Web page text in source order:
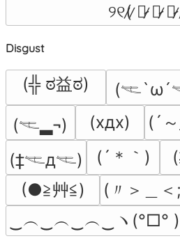
୨୧(̷ ̷〇̷ ̷﹏̷
Disgust
(╬ ಠ益ಠ)
(𓌻▂¬)
(хдх) (´
(‡𓌻д𓌻)
(´＊｀)
(●≧艸≦)
(〃＞＿
‿︵‿︵‿︵‿ヽ(°□°